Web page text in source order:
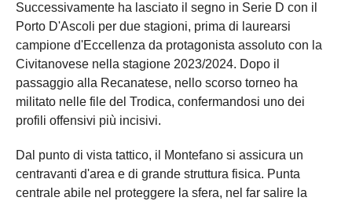
Successivamente ha lasciato il segno in Serie D con il
Porto D'Ascoli per due stagioni, prima di laurearsi
campione d'Eccellenza da protagonista assoluto con la
Civitanovese nella stagione 2023/2024. Dopo il
passaggio alla Recanatese, nello scorso torneo ha
militato nelle file del Trodica, confermandosi uno dei
profili offensivi più incisivi.
Dal punto di vista tattico, il Montefano si assicura un
centravanti d'area e di grande struttura fisica. Punta
centrale abile nel proteggere la sfera, nel far salire la